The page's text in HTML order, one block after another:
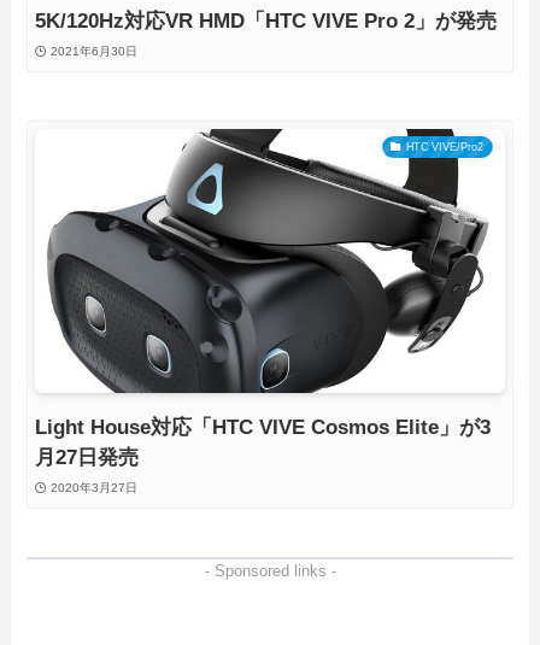
5K/120Hz対応VR HMD「HTC VIVE Pro 2」が発売
2021年6月30日
HTC VIVE/Pro2
Light House対応「HTC VIVE Cosmos Elite」が3
月27日発売
2020年3月27日
- Sponsored links -